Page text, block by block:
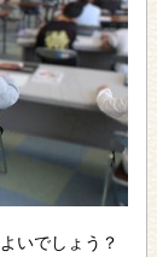
いでしょう？